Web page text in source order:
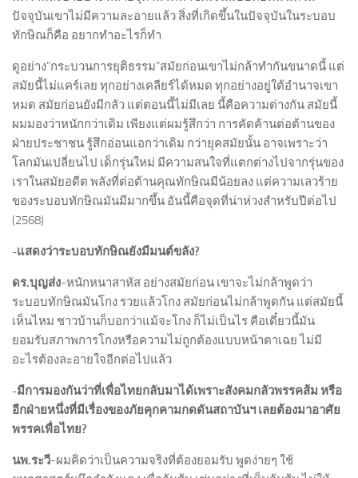
ปัจจุบันเขาไม่มีความละอายแล้ว สิ่งที่เกิดขึ้นในปัจจุบันในระบอบ
ทักษิณก็คือ อยากทำอะไรก็ทำ
ดูอย่าง”กระบวนการยุติธรรม”สมัยก่อนเขาไม่กล้าทำกันขนาดนี้ แต่
สมัยนี้ไม่แคร์เลย ทุกอย่างเคลียร์ได้หมด ทุกอย่างอยู่ใต้อำนาจเขา
หมด สมัยก่อนยังมีกลัว แต่ตอนนี้ไม่มีเลย นี้คือความต่างกัน สมัยนี้
ผมมองว่าหนักกว่าเดิม เพียงแต่ผมรู้สึกว่า การคัดค้านต่อต้านของ
ฝ่ายประชาชน รู้สึกอ่อนแอกว่าเดิม กว่ายุคสมัยนั้น อาจเพราะว่า
โลกมันเปลี่ยนไป เด็กรุ่นใหม่ มีความสนใจที่แตกต่างไปจากรุ่นของ
เราในสมัยอดีต พลังที่ต่อต้านคุณทักษิณมีน้อยลง แต่ความเลวร้าย
ของระบอบทักษิณมันมีมากขึ้น อันนี้คือจุดที่น่าห่วงสำหรับปีต่อไป
(2568)
-แสดงว่าระบอบทักษิณยังมีมนต์ขลัง?
ดร.บุญส่ง-หนักหนาสาหัส อย่างสมัยก่อน เขาจะไม่กล้าพูดว่า
ระบอบทักษิณมันโกง รวยแล้วโกง สมัยก่อนไม่กล้าพูดกัน แต่สมัยนี้
เห็นไหม ชาวบ้านก็บอกว่าแม้จะโกง ก็ไม่เป็นไร คือเดี๋ยวนี้มัน
ยอมรับสภาพการโกงหรือความไม่ถูกต้องแบบหน้าตาเฉย ไม่มี
อะไรต้องละอายใจอีกต่อไปแล้ว
-มีการมองกันว่าที่เพื่อไทยกลับมาได้เพราะสังคมกลัวพรรคส้ม หรือ
อีกฝ่ายหนึ่งที่มีเรื่องของภัยคุกคามกดดันสถาบันฯ เลยต้องมาอาศัย
พรรคเพื่อไทย?
นพ.ระวี-ผมคิดว่าเป็นความจริงที่ต้องยอมรับ พูดง่ายๆ ใช้